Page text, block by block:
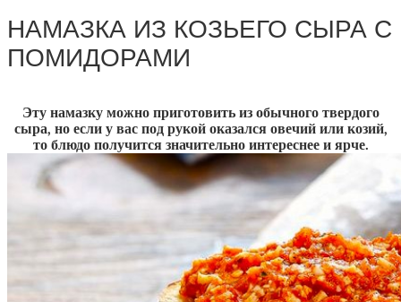
НАМАЗКА ИЗ КОЗЬЕГО СЫРА С
ПОМИДОРАМИ
Эту намазку можно приготовить из обычного твердого
сыра, но если у вас под рукой оказался овечий или козий,
то блюдо получится значительно интереснее и ярче.